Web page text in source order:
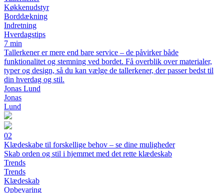
Køkkenudstyr
Borddækning
Indretning
Hverdagstips
7 min
Tallerkener er mere end bare service – de påvirker både
funktionalitet og stemning ved bordet. Få overblik over materialer,
typer og design, så du kan vælge de tallerkener, der passer bedst til
din hverdag og stil.
Jonas Lund
Jonas
Lund
02
Klædeskabe til forskellige behov – se dine muligheder
Skab orden og stil i hjemmet med det rette klædeskab
Trends
Trends
Klædeskab
Opbevaring